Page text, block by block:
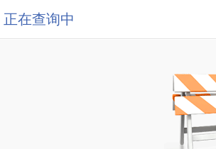
正在查询中